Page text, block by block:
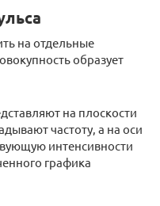
на отдельные
образует
на плоскости
частоту, а на оси
интенсивности
графика